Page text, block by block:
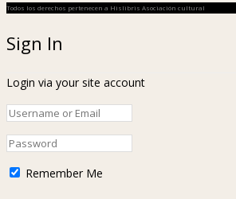
Todos los derechos pertenecen a Hislibris Asociación cultural
Sign In
Login via your site account
Remember Me